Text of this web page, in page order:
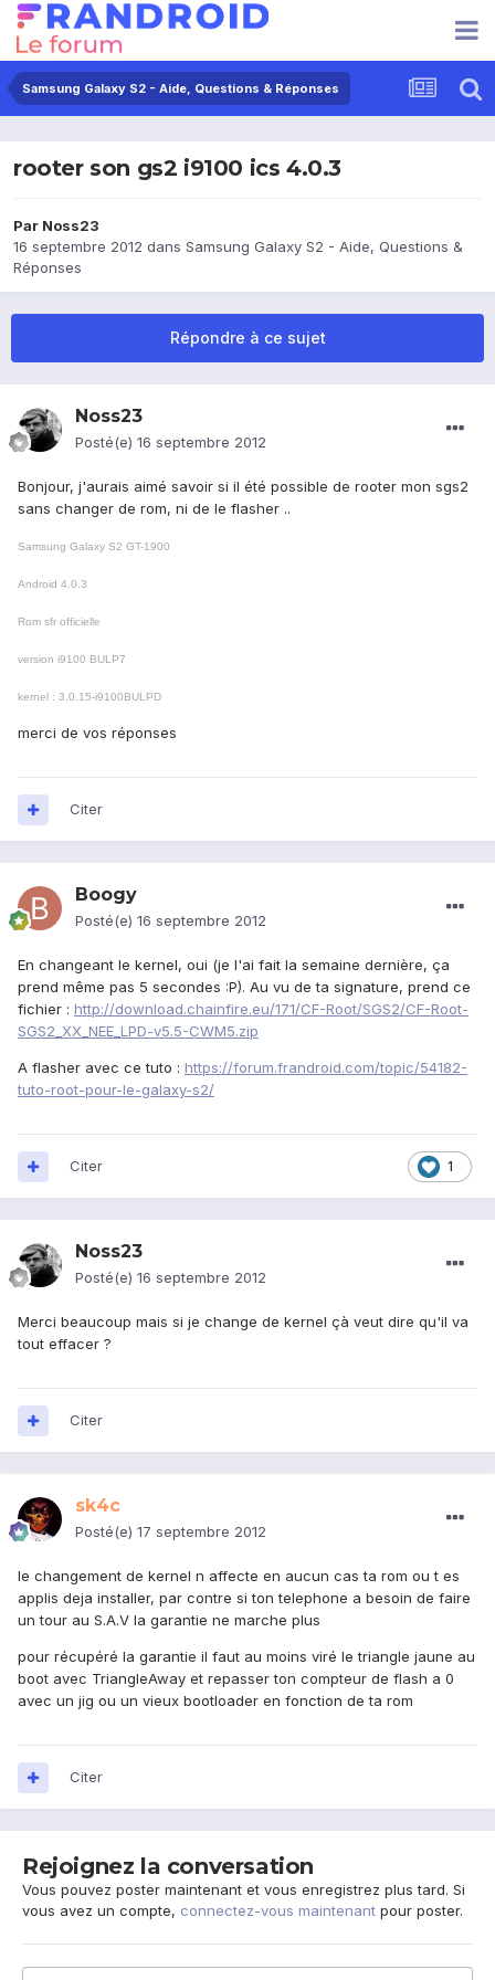
Samsung Galaxy S2 - Aide, Questions & Réponses
rooter son gs2 i9100 ics 4.0.3
Par Noss23
16 septembre 2012 dans Samsung Galaxy S2 - Aide, Questions &
Réponses
Répondre à ce sujet
Noss23
Posté(e) 16 septembre 2012
Bonjour, j'aurais aimé savoir si il été possible de rooter mon sgs2
sans changer de rom, ni de le flasher ..
Samsung Galaxy S2 GT-1900
Android 4.0.3
Rom sfr officielle
version i9100 BULP7
kernel : 3.0.15-i9100BULPD
merci de vos réponses
Citer
Boogy
Posté(e) 16 septembre 2012
En changeant le kernel, oui (je l'ai fait la semaine dernière, ça
prend même pas 5 secondes :P). Au vu de ta signature, prend ce
fichier : http://download.chainfire.eu/171/CF-Root/SGS2/CF-Root-
SGS2_XX_NEE_LPD-v5.5-CWM5.zip
A flasher avec ce tuto : https://forum.frandroid.com/topic/54182-
tuto-root-pour-le-galaxy-s2/
1
Citer
Noss23
Posté(e) 16 septembre 2012
Merci beaucoup mais si je change de kernel çà veut dire qu'il va
tout effacer ?
Citer
sk4c
Posté(e) 17 septembre 2012
le changement de kernel n affecte en aucun cas ta rom ou t es
applis deja installer, par contre si ton telephone a besoin de faire
un tour au S.A.V la garantie ne marche plus
pour récupéré la garantie il faut au moins viré le triangle jaune au
boot avec TriangleAway et repasser ton compteur de flash a 0
avec un jig ou un vieux bootloader en fonction de ta rom
Citer
Rejoignez la conversation
Vous pouvez poster maintenant et vous enregistrez plus tard. Si
vous avez un compte, connectez-vous maintenant pour poster.